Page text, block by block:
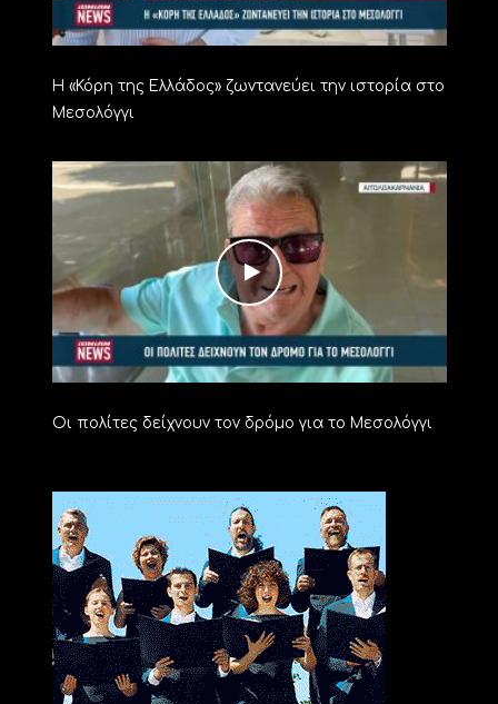
Η «Κόρη της Ελλάδος» ζωντανεύει την ιστορία στο
Μεσολόγγι
Οι πολίτες δείχνουν τον δρόμο για το Μεσολόγγι